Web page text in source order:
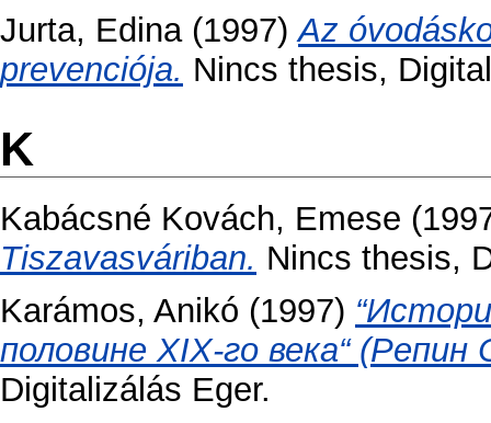
Jurta, Edina(1997)Az
prevenciója. Nincs thesis,
K
Kabácsné Kovách, Emese
Tiszavasváriban. Nincs thesis,
Karámos, Anikó (1997)
половине XIX-го века“
Digitalizálás Eger.